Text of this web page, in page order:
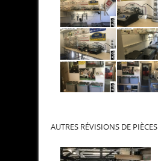
AUTRES RÉVISIONS DE